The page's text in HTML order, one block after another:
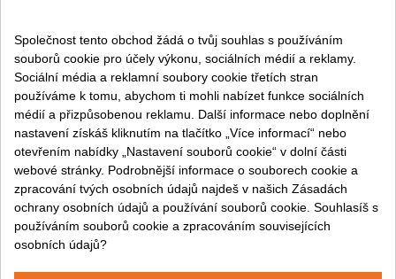
Právní informace:
Podmínky prodeje
Právní upozornění
Zásady ochrany osobních údajů
Zásady používání souborů cookie
Sledujte nás na:
Společnost tento obchod žádá o tvůj souhlas s používáním
souborů cookie pro účely výkonu, sociálních médií a reklamy.
Sociální média a reklamní soubory cookie třetích stran
používáme k tomu, abychom ti mohli nabízet funkce sociálních
médií a přizpůsobenou reklamu. Další informace nebo doplnění
nastavení získáš kliknutím na tlačítko „Více informací“ nebo
otevřením nabídky „Nastavení souborů cookie“ v dolní části
webové stránky. Podrobnější informace o souborech cookie a
zpracování tvých osobních údajů najdeš v našich Zásadách
ochrany osobních údajů a používání souborů cookie. Souhlasíš s
používáním souborů cookie a zpracováním souvisejících
osobních údajů?